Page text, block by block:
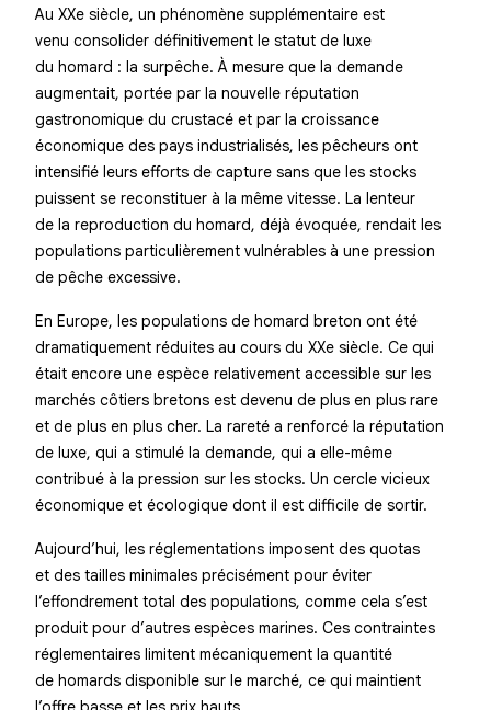
Au XXe siècle, un phénomène supplémentaire est
venu consolider définitivement le statut de luxe
du homard : la surpêche. À mesure que la demande
augmentait, portée par la nouvelle réputation
gastronomique du crustacé et par la croissance
économique des pays industrialisés, les pêcheurs ont
intensifié leurs efforts de capture sans que les stocks
puissent se reconstituer à la même vitesse. La lenteur
de la reproduction du homard, déjà évoquée, rendait les
populations particulièrement vulnérables à une pression
de pêche excessive.
En Europe, les populations de homard breton ont été
dramatiquement réduites au cours du XXe siècle. Ce qui
était encore une espèce relativement accessible sur les
marchés côtiers bretons est devenu de plus en plus rare
et de plus en plus cher. La rareté a renforcé la réputation
de luxe, qui a stimulé la demande, qui a elle-même
contribué à la pression sur les stocks. Un cercle vicieux
économique et écologique dont il est difficile de sortir.
Aujourd’hui, les réglementations imposent des quotas
et des tailles minimales précisément pour éviter
l’effondrement total des populations, comme cela s’est
produit pour d’autres espèces marines. Ces contraintes
réglementaires limitent mécaniquement la quantité
de homards disponible sur le marché, ce qui maintient